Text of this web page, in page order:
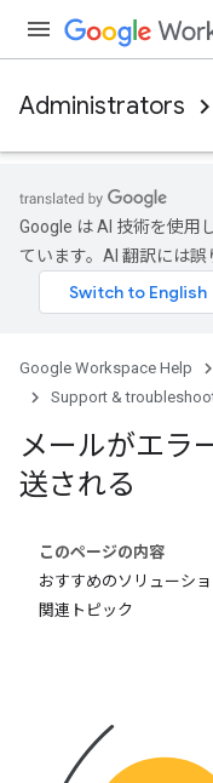
Administrators
Google は AI 技術を使用
ています。AI 翻訳には誤
Google Workspace Help
Support &
メールがエラ
送される
このページの内容
おすすめのソリューシ
関連トピック